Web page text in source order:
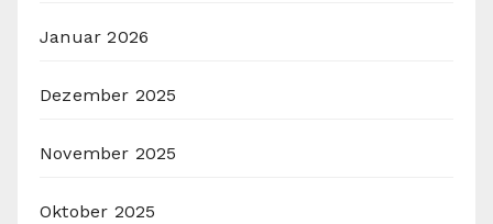
Januar 2026
Dezember 2025
November 2025
Oktober 2025